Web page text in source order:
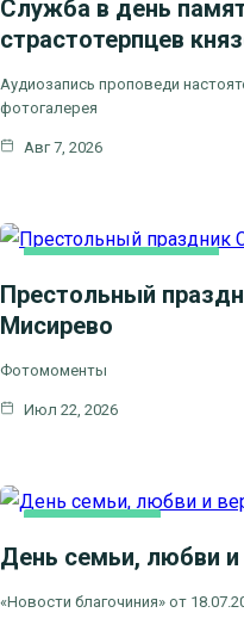
Служба в день
страстотерпцев
Аудиозапись проповеди
фотогалерея
Авг 7, 2026
Престольный
Мисирево
Фотомоменты
Июл 22, 2026
НОВОСТИ БЛАГОЧИНИЯ
НОВОСТИ КЛИНСКОГО
День семьи, любви и
«Новости благочиния» от